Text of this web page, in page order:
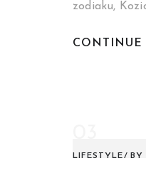
zodiaku,
CONTINUE
LIFESTYLE BY